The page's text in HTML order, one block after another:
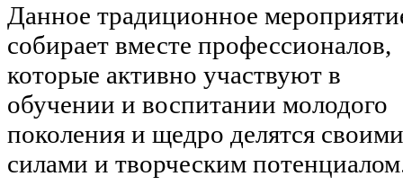
Данное традиционное
собирает вместе профессионалов,
которые активно участвуют в
обучении и воспитании молодого
поколения и щедро делятся своими
силами и творческим